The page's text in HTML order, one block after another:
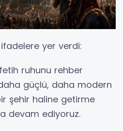
yer verdi:
ruhunu rehber
güçlü, daha modern
şehir haline getirme
devam ediyoruz.